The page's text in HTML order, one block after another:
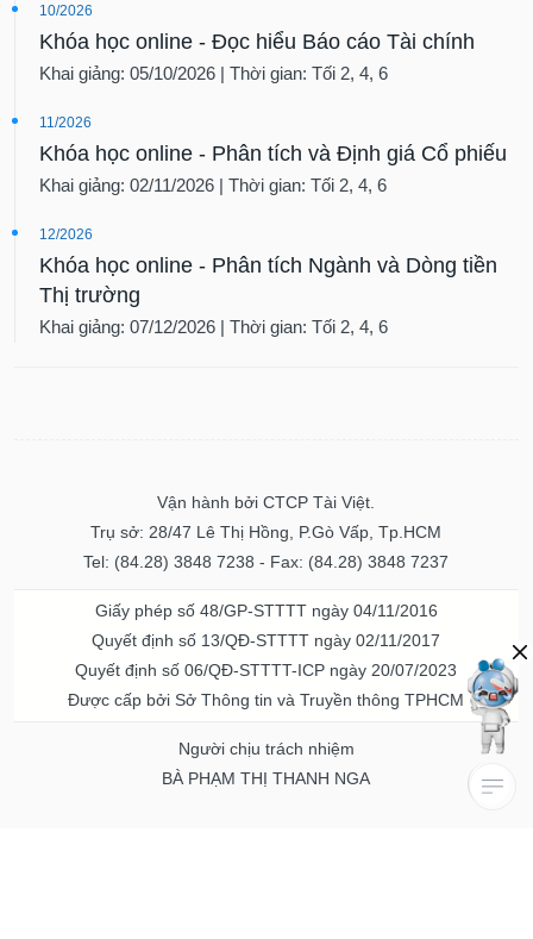
10/2026
Khóa học online - Đọc hiểu Báo cáo Tài chính
Khai giảng: 05/10/2026 | Thời gian: Tối 2, 4, 6
11/2026
Khóa học online - Phân tích và Định giá Cổ phiếu
Khai giảng: 02/11/2026 | Thời gian: Tối 2, 4, 6
12/2026
Khóa học online - Phân tích Ngành và Dòng tiền
Thị trường
Khai giảng: 07/12/2026 | Thời gian: Tối 2, 4, 6
Vận hành bởi CTCP Tài Việt.
Trụ sở: 28/47 Lê Thị Hồng, P.Gò Vấp, Tp.HCM
Tel: (84.28) 3848 7238 - Fax: (84.28) 3848 7237
Giấy phép số 48/GP-STTTT ngày 04/11/2016
Quyết định số 13/QĐ-STTTT ngày 02/11/2017
Quyết định số 06/QĐ-STTTT-ICP ngày 20/07/2023
Được cấp bởi Sở Thông tin và Truyền thông TPHCM
Người chịu trách nhiệm
BÀ PHẠM THỊ THANH NGA